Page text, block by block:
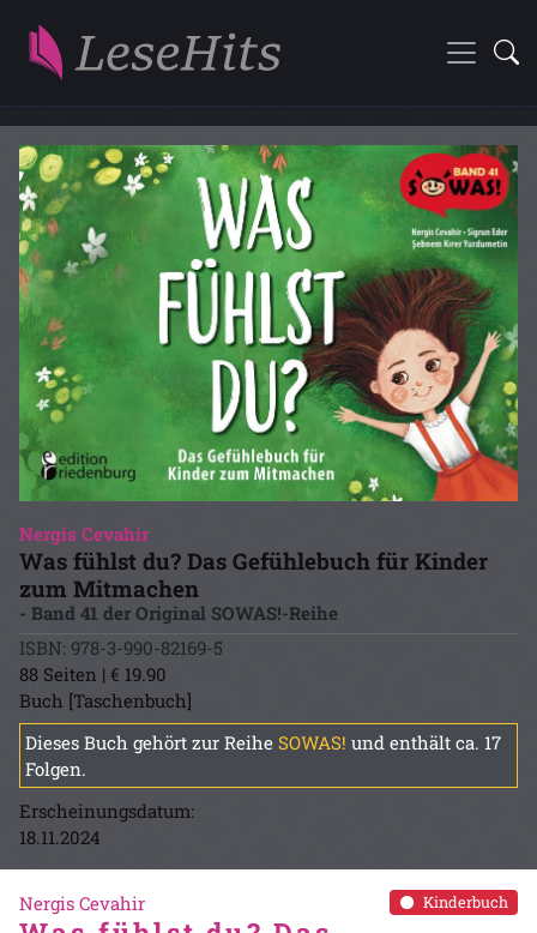
Nergis Cevahir
Was fühlst du? Das Gefühlebuch für Kinder
zum Mitmachen
- Band 41 der Original SOWAS!-Reihe
ISBN: 978-3-990-82169-5
88 Seiten | € 19.90
Buch [Taschenbuch]
Dieses Buch gehört zur Reihe SOWAS! und enthält ca. 17
Folgen.
Erscheinungsdatum:
18.11.2024
Kinderbuch
Nergis Cevahir